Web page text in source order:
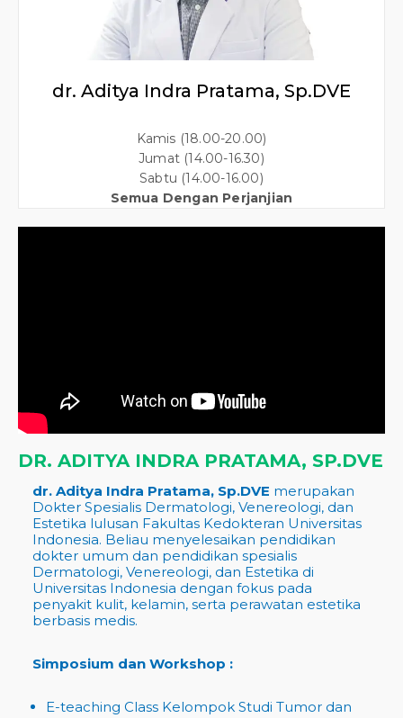
dr. Aditya Indra Pratama, Sp.DVE
Kamis (18.00-20.00)
Jumat (14.00-16.30)
Sabtu (14.00-16.00)
Semua Dengan Perjanjian
DR. ADITYA INDRA PRATAMA, SP.DVE
dr. Aditya Indra Pratama, Sp.DVE merupakan
Dokter Spesialis Dermatologi, Venereologi, dan
Estetika lulusan Fakultas Kedokteran Universitas
Indonesia. Beliau menyelesaikan pendidikan
dokter umum dan pendidikan spesialis
Dermatologi, Venereologi, dan Estetika di
Universitas Indonesia dengan fokus pada
penyakit kulit, kelamin, serta perawatan estetika
berbasis medis.
Simposium dan Workshop :
E-teaching Class Kelompok Studi Tumor dan